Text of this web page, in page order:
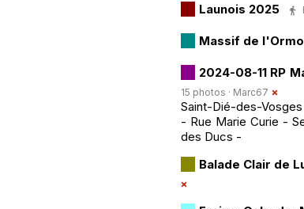
Launois 2025
Massif de
2024-08-11 RP
15 photos · Marc67
Saint-Dié-des-
- Rue Marie Curie -
des Ducs -
Balade Clair de